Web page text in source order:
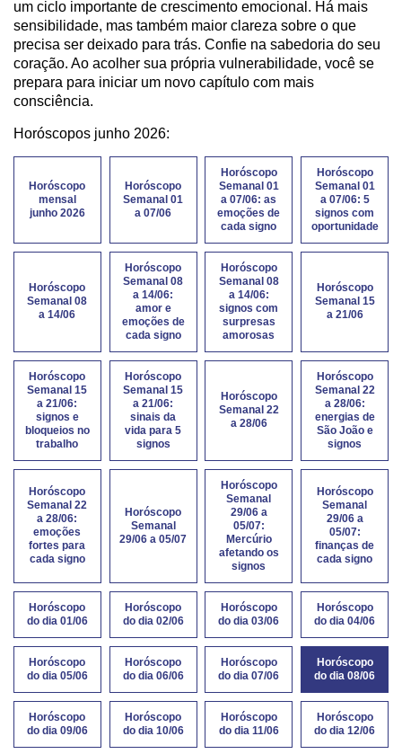
um ciclo importante de crescimento emocional. Há mais
sensibilidade, mas também maior clareza sobre o que
precisa ser deixado para trás. Confie na sabedoria do seu
coração. Ao acolher sua própria vulnerabilidade, você se
prepara para iniciar um novo capítulo com mais
consciência.
Horóscopos junho 2026:
Horóscopo
mensal
junho 2026
Horóscopo
Semanal 01
a 07/06
Horóscopo
Semanal 01
a 07/06: as
emoções de
cada signo
Horóscopo
Semanal 01
a 07/06: 5
signos com
oportunidade
Horóscopo
Semanal 08
a 14/06
Horóscopo
Semanal 08
a 14/06:
amor e
emoções de
cada signo
Horóscopo
Semanal 08
a 14/06:
signos com
surpresas
amorosas
Horóscopo
Semanal 15
a 21/06
Horóscopo
Semanal 15
a 21/06:
signos e
bloqueios no
trabalho
Horóscopo
Semanal 15
a 21/06:
sinais da
vida para 5
signos
Horóscopo
Semanal 22
a 28/06
Horóscopo
Semanal 22
a 28/06:
energias de
São João e
signos
Horóscopo
Semanal 22
a 28/06:
emoções
fortes para
cada signo
Horóscopo
Semanal
29/06 a 05/07
Horóscopo
Semanal
29/06 a
05/07:
Mercúrio
afetando os
signos
Horóscopo
Semanal
29/06 a
05/07:
finanças de
cada signo
Horóscopo
do dia 01/06
Horóscopo
do dia 02/06
Horóscopo
do dia 03/06
Horóscopo
do dia 04/06
Horóscopo
do dia 05/06
Horóscopo
do dia 06/06
Horóscopo
do dia 07/06
Horóscopo
do dia 08/06
Horóscopo
do dia 09/06
Horóscopo
do dia 10/06
Horóscopo
do dia 11/06
Horóscopo
do dia 12/06